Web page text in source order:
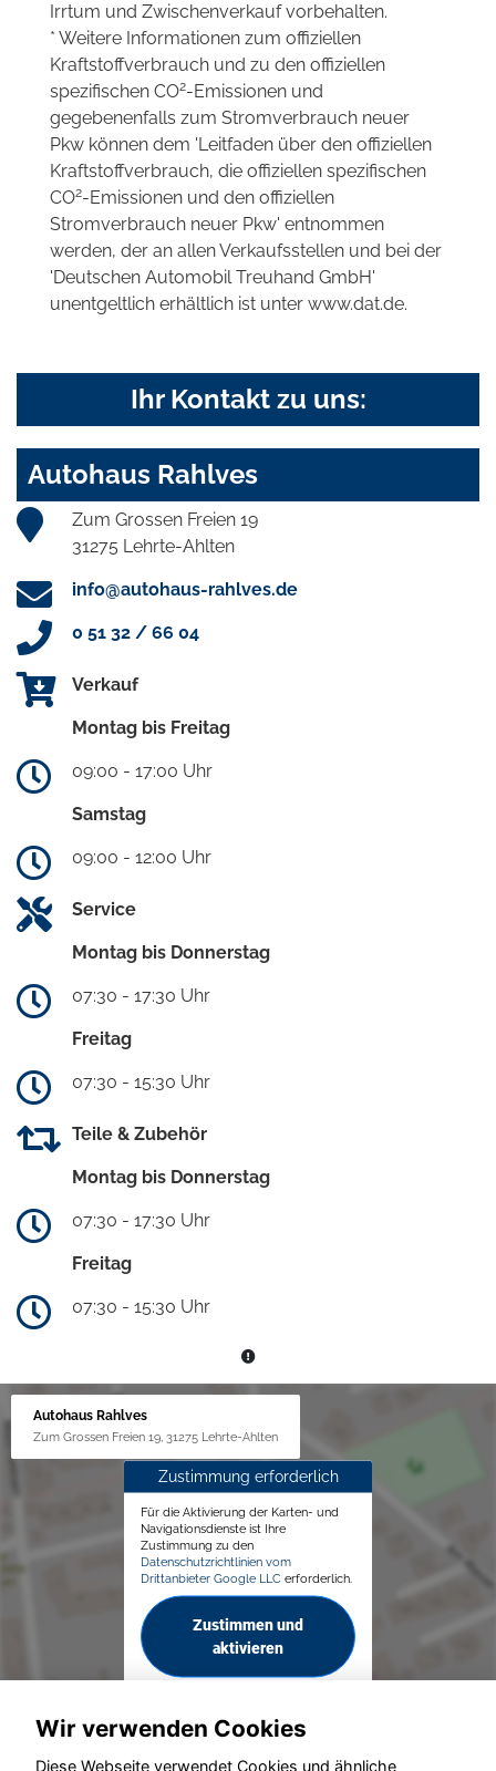
Irrtum und Zwischenverkauf vorbehalten.
* Weitere Informationen zum offiziellen
Kraftstoffverbrauch und zu den offiziellen
spezifischen CO2-Emissionen und
gegebenenfalls zum Stromverbrauch neuer
Pkw können dem 'Leitfaden über den offiziellen
Kraftstoffverbrauch, die offiziellen spezifischen
CO2-Emissionen und den offiziellen
Stromverbrauch neuer Pkw' entnommen
werden, der an allen Verkaufsstellen und bei der
'Deutschen Automobil Treuhand GmbH'
unentgeltlich erhältlich ist unter www.dat.de.
Ihr Kontakt zu uns:
Autohaus Rahlves
Zum Grossen Freien 19
31275 Lehrte-Ahlten
info@autohaus-rahlves.de
0 51 32 / 66 04
Verkauf
Montag bis Freitag
09:00 - 17:00 Uhr
Samstag
09:00 - 12:00 Uhr
Service
Montag bis Donnerstag
07:30 - 17:30 Uhr
Freitag
07:30 - 15:30 Uhr
Teile & Zubehör
Montag bis Donnerstag
07:30 - 17:30 Uhr
Freitag
07:30 - 15:30 Uhr
Autohaus Rahlves
Zum Grossen Freien 19, 31275 Lehrte-Ahlten
Zustimmung erforderlich
Für die Aktivierung der Karten- und
Navigationsdienste ist Ihre
Zustimmung zu den
Datenschutzrichtlinien vom
Drittanbieter Google LLC erforderlich.
Zustimmen und
aktivieren
Wir verwenden Cookies
Diese Webseite verwendet Cookies und ähnliche